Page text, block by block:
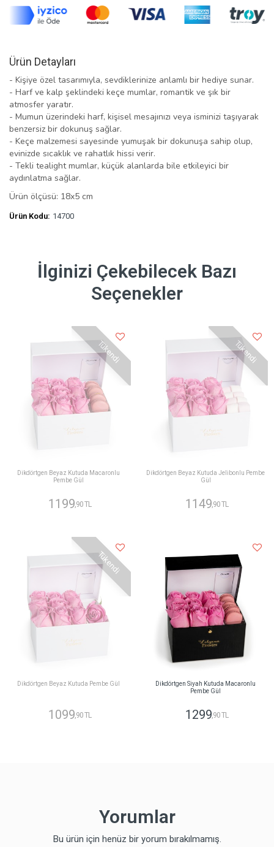
Ürün Detayları
- Kişiye özel tasarımıyla, sevdiklerinize anlamlı bir hediye sunar.
- Harf ve kalp şeklindeki keçe mumlar, romantik ve şık bir
atmosfer yaratır.
- Mumun üzerindeki harf, kişisel mesajınızı veya isminizi taşıyarak
benzersiz bir dokunuş sağlar.
- Keçe malzemesi sayesinde yumuşak bir dokunuşa sahip olup,
evinizde sıcaklık ve rahatlık hissi verir.
- Tekli tealight mumlar, küçük alanlarda bile etkileyici bir
aydınlatma sağlar.
Ürün ölçüsü: 18x5 cm
Ürün Kodu: 14700
İlginizi Çekebilecek Bazı
Seçenekler
Tükendi
Dikdörtgen Beyaz Kutuda Macaronlu
Pembe Gül
1199,90 TL
Tükendi
Dikdörtgen Beyaz Kutuda Jelibonlu Pembe
Gül
1149,90 TL
Tükendi
Dikdörtgen Beyaz Kutuda Pembe Gül
1099,90 TL
Dikdörtgen Siyah Kutuda Macaronlu
Pembe Gül
1299,90 TL
Yorumlar
Bu ürün için henüz bir yorum bırakılmamış.